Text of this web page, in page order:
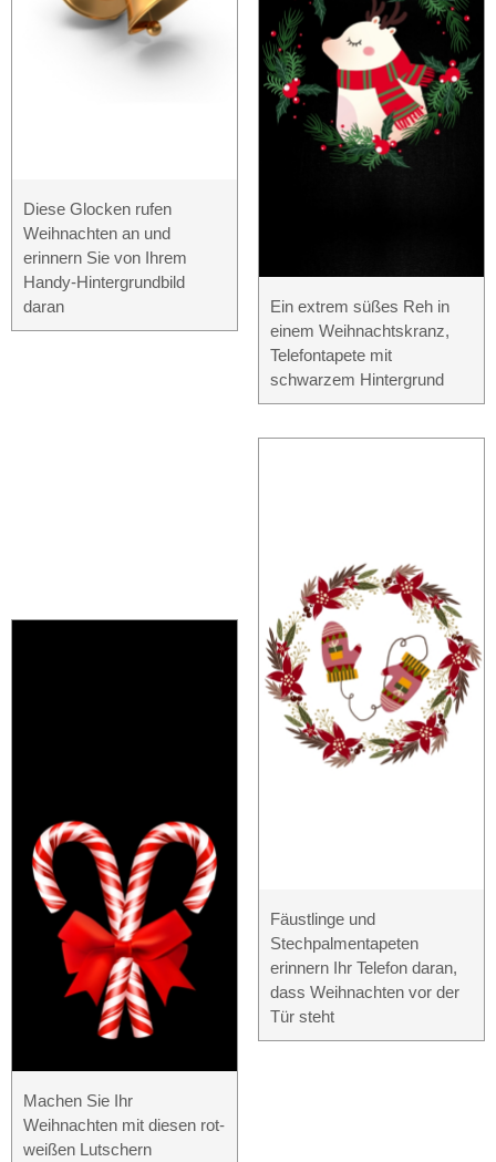
Diese Glocken rufen
Weihnachten an und
erinnern Sie von Ihrem
Handy-Hintergrundbild
daran
Machen Sie Ihr
Weihnachten mit diesen rot-
weißen Lutschern
Ein extrem süßes Reh in
einem Weihnachtskranz,
Telefontapete mit
schwarzem Hintergrund
Fäustlinge und
Stechpalmentapeten
erinnern Ihr Telefon daran,
dass Weihnachten vor der
Tür steht